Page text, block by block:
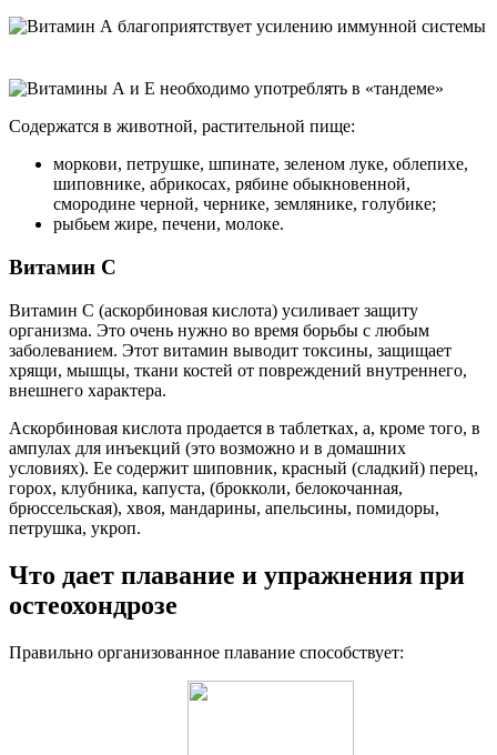
Содержатся в животной, растительной пище:
моркови, петрушке, шпинате, зеленом луке, облепихе,
шиповнике, абрикосах, рябине обыкновенной,
смородине черной, чернике, землянике, голубике;
рыбьем жире, печени, молоке.
Витамин С
Витамин С (аскорбиновая кислота) усиливает защиту
организма. Это очень нужно во время борьбы с любым
заболеванием. Этот витамин выводит токсины, защищает
хрящи, мышцы, ткани костей от повреждений внутреннего,
внешнего характера.
Аскорбиновая кислота продается в таблетках, а, кроме того, в
ампулах для инъекций (это возможно и в домашних
условиях). Ее содержит шиповник, красный (сладкий) перец,
горох, клубника, капуста, (брокколи, белокочанная,
брюссельская), хвоя, мандарины, апельсины, помидоры,
петрушка, укроп.
Что дает плавание и упражнения при
остеохондрозе
Правильно организованное плавание способствует: